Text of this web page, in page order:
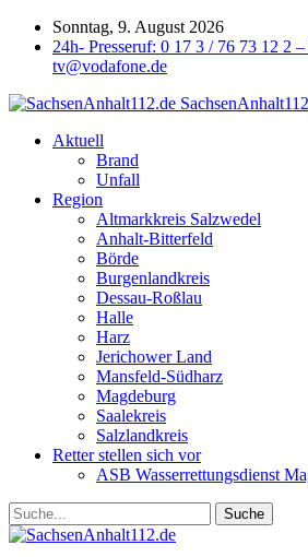
Sonntag, 9. August 2026
24h- Presseruf: 0 17 3 / 76 73 12 2
tv@vodafone.de
Aktuell
Brand
Unfall
Region
Altmarkkreis Salzwedel
Anhalt-Bitterfeld
Börde
Burgenlandkreis
Dessau-Roßlau
Halle
Harz
Jerichower Land
Mansfeld-Südharz
Magdeburg
Saalekreis
Salzlandkreis
Retter stellen sich vor
ASB Wasserrettungsdienst